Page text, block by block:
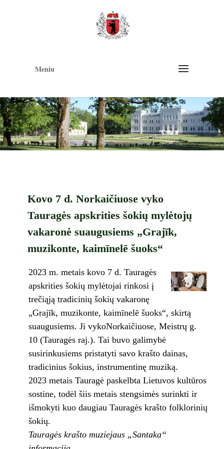
Meniu
Kovo 7 d. Norkaičiuose vyko
Tauragės apskrities šokių mylėtojų
vakaronė suaugusiems „Grajīk,
muzikonte, kaimīnelē šuoks“
2023 m. metais kovo 7 d. Tauragės
apskrities šokių mylėtojai rinkosi į
trečiąją tradicinių šokių vakaronę
„Grajīk, muzikonte, kaimīnelē šuoks“, skirtą
suaugusiems. Ji vykoNorkaičiuose, Meistrų g.
10 (Tauragės raj.). Tai buvo galimybė
susirinkusiems pristatyti savo krašto dainas,
tradicinius šokius, instrumentinę muziką.
2023 metais Tauragė paskelbta Lietuvos kultūros
sostine, todėl šiis metais stengsimės surinkti ir
išmokyti kuo daugiau Tauragės krašto folklorinių
šokių.
Tauragės krašto muziejaus „Santaka“